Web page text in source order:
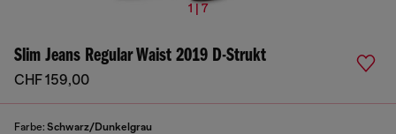
1 | 7
Slim Jeans Regular Waist 2019 D-Strukt
CHF 159,00
Farbe: Schwarz/Dunkelgrau